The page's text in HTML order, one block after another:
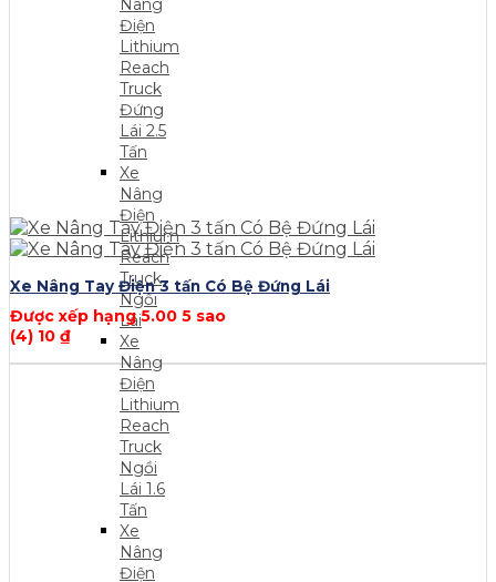
Nâng
Điện
Lithium
Reach
Truck
Đứng
Lái 2.5
Tấn
Xe
Nâng
Điện
Lithium
Reach
Truck
Ngồi
Lái
Xe
Nâng
Điện
Lithium
Reach
Truck
Ngồi
Lái 1.6
Tấn
Xe
Nâng
Điện
Xe Nâng Tay Điện 3 tấn Có Bệ Đứng Lái
Được xếp hạng5.00 5 sao
(4) 10 ₫